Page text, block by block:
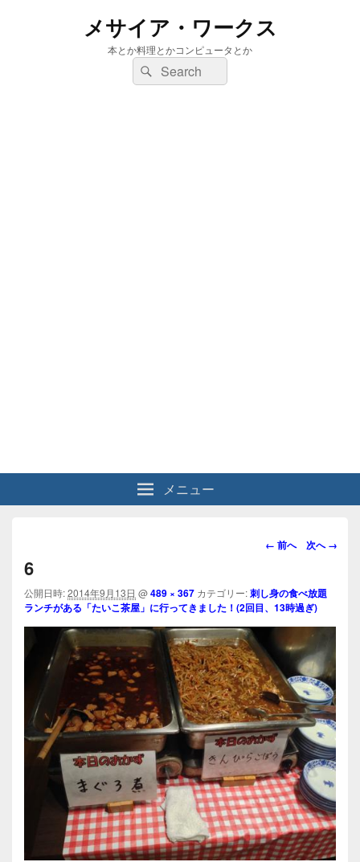
メサイア・ワークス
本とか料理とかコンピュータとか
検
索:
検
索
メニュー
画
ビ
ゲ
ー
シ
ョ
ン
← 前へ 次へ →
6
公開日時:2014年9月13日 @489 × 367 カテゴリー:刺し身の食べ放題
ランチがある「たいこ茶屋」に行ってきました！(2回目、13時過ぎ)